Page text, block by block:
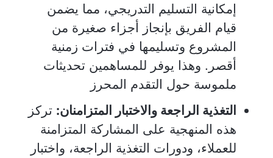
إمكانية التسليم التدريجي، مما يضمن
قيام الفريق بإنجاز أجزاء صغيرة من
المشروع وتسليمها في فترات زمنية
أقصر. وهذا يوفر للمساهمين تحديثات
ملموسة حول التقدم المحرز
التغذية الراجعة والاختبار المتزامنان: تركز
هذه المنهجية على المشاركة المتزامنة
للعملاء، ودورات التغذية الراجعة، واختبار